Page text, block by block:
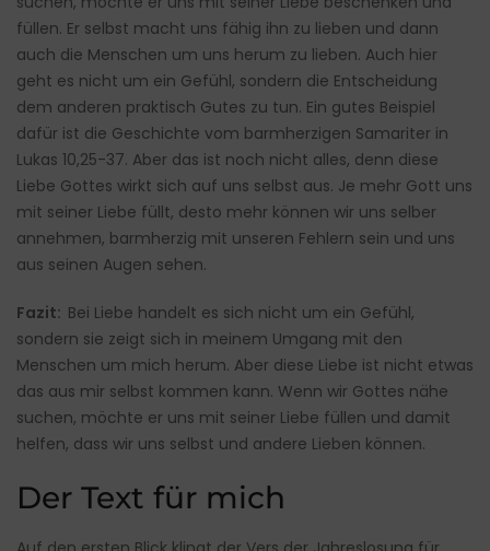
füllen. Er selbst macht uns fähig ihn zu lieben und dann
auch die Menschen um uns herum zu lieben. Auch hier
geht es nicht um ein Gefühl, sondern die Entscheidung
dem anderen praktisch Gutes zu tun. Ein gutes Beispiel
dafür ist die Geschichte vom barmherzigen Samariter in
Lukas 10,25-37. Aber das ist noch nicht alles, denn diese
Liebe Gottes wirkt sich auf uns selbst aus. Je mehr Gott uns
mit seiner Liebe füllt, desto mehr können wir uns selber
annehmen, barmherzig mit unseren Fehlern sein und uns
aus seinen Augen sehen.
Fazit: Bei Liebe handelt es sich nicht um ein Gefühl,
sondern sie zeigt sich in meinem Umgang mit den
Menschen um mich herum. Aber diese Liebe ist nicht etwas
das aus mir selbst kommen kann. Wenn wir Gottes nähe
suchen, möchte er uns mit seiner Liebe füllen und damit
helfen, dass wir uns selbst und andere Lieben können.
Der Text für mich